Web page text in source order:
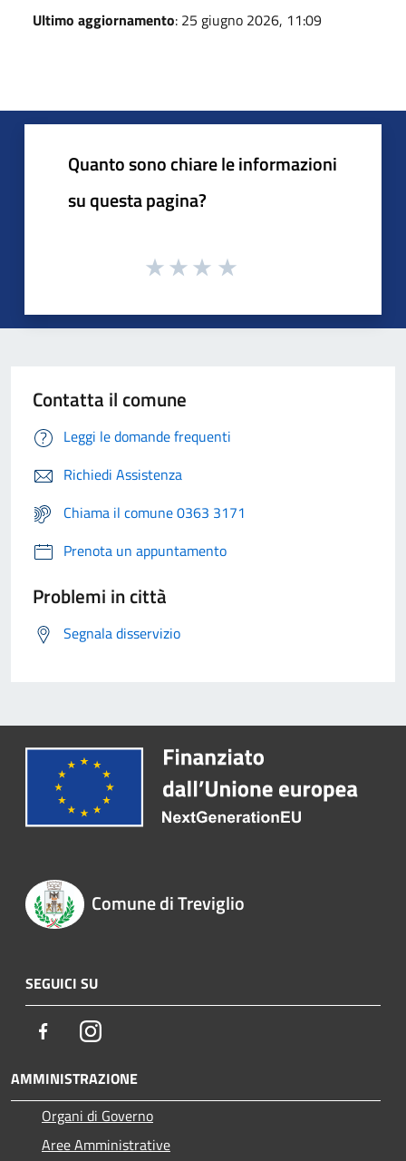
Ultimo aggiornamento: 25 giugno 2026, 11:09
Quanto sono chiare le informazioni
su questa pagina?
Contatta il comune
Leggi le domande frequenti
Richiedi Assistenza
Chiama il comune 0363 3171
Prenota un appuntamento
Problemi in città
Segnala disservizio
Comune di Treviglio
SEGUICI SU
FacebookInstagram
AMMINISTRAZIONE
Organi di Governo
Aree Amministrative